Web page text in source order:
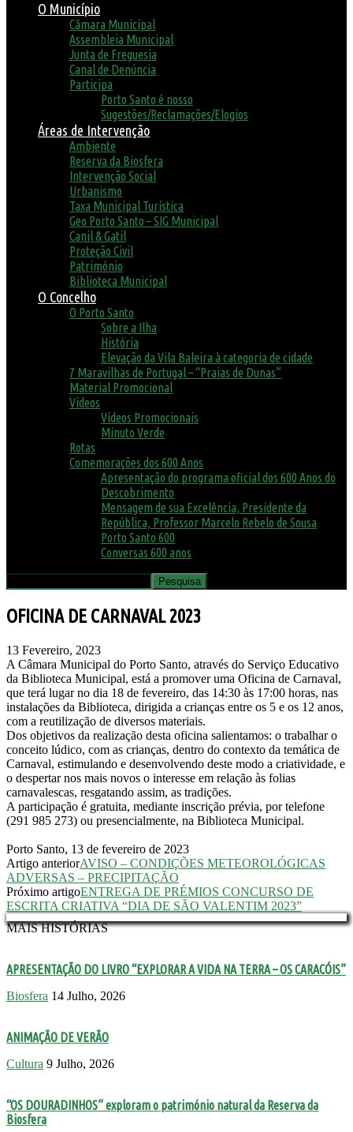
O Município
Câmara Municipal
Assembleia Municipal
Junta de Freguesia
Canal de Denúncia
Participa
Porto Santo é nosso
Sugestões/Reclamações/Elogios
Áreas de Intervenção
Ambiente
Reserva da Biosfera
Intervenção Social
Urbanismo
Taxa Municipal Turística
Geo Porto Santo – SIG Municipal
Canil & Gatil
Proteção Civil
Património
Biblioteca Municipal
O Concelho
O Porto Santo
Sobre a Ilha
História
Elevação da Vila Baleira à categoria de cidade
7 Maravilhas de Portugal – “Praias de Dunas”
Material Promocional
Vídeos
Vídeos Promocionais
Minuto Verde
Rotas
Comemorações dos 600 Anos
Apresentação do programa oficial dos 600 Anos do
Descobrimento
Mensagem de sua Excelência, Presidente da
República, Professor Marcelo Rebelo de Sousa
Porto Santo 600
Conversas 600 anos
OFICINA DE CARNAVAL 2023
13 Fevereiro, 2023
A Câmara Municipal do Porto Santo, através do Serviço Educativo
da Biblioteca Municipal, está a promover uma Oficina de Carnaval,
que terá lugar no dia 18 de fevereiro, das 14:30 às 17:00 horas, nas
instalações da Biblioteca, dirigida a crianças entre os 5 e os 12 anos,
com a reutilização de diversos materiais.
Dos objetivos da realização desta oficina salientamos: o trabalhar o
conceito lúdico, com as crianças, dentro do contexto da temática de
Carnaval, estimulando e desenvolvendo deste modo a criatividade, e
o despertar nos mais novos o interesse em relação às folias
carnavalescas, resgatando assim, as tradições.
A participação é gratuita, mediante inscrição prévia, por telefone
(291 985 273) ou presencialmente, na Biblioteca Municipal.
Porto Santo, 13 de fevereiro de 2023
Artigo anteriorAVISO – CONDIÇÕES METEOROLÓGICAS
ADVERSAS – PRECIPITAÇÃO
Próximo artigoENTREGA DE PRÉMIOS CONCURSO DE
ESCRITA CRIATIVA “DIA DE SÃO VALENTIM 2023”
MAIS HISTÓRIAS
APRESENTAÇÃO DO LIVRO “EXPLORAR A VIDA NA TERRA – OS CARACÓIS”
Biosfera 14 Julho, 2026
ANIMAÇÃO DE VERÃO
Cultura 9 Julho, 2026
“OS DOURADINHOS” exploram o património natural da Reserva da
Biosfera